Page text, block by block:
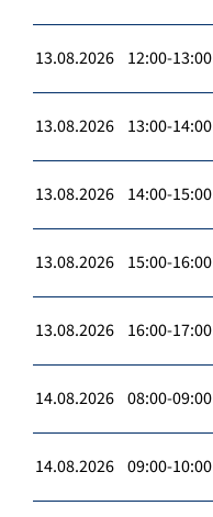
13.08.2026 12:00-13:00
13.08.2026 13:00-14:00
13.08.2026 14:00-15:00
13.08.2026 15:00-16:00
13.08.2026 16:00-17:00
14.08.2026 08:00-09:00
14.08.2026 09:00-10:00